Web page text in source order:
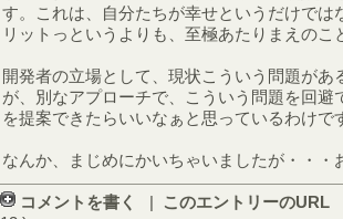
す。これは、自分たちが幸せというだけでは
リットっというよりも、至極あたりまえのこ
開発者の立場として、現状こういう問題があ
が、別なアプローチで、こういう問題を回避
を提案できたらいいなぁと思っているわけで
なんか、まじめにかいちゃいましたが・・・
コメントを書く | このエントリーのURL